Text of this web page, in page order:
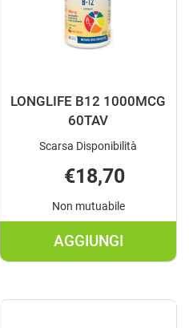
LONGLIFE B12 1000MCG
60TAV
Scarsa Disponibilità
€18,70
Non mutuabile
AGGIUNGI
AGGIUNGI
1000MCG